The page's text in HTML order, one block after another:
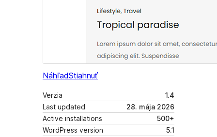
NáhľadStiahnuť
Verzia
1.4
Last updated
28. mája 2026
Active installations
500+
WordPress version
5.1